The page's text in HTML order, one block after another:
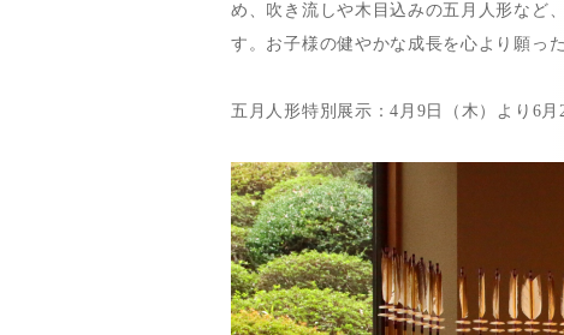
め、吹き流しや木目込みの五月人形など
す。お子様の健やかな成長を心より願っ
五月人形特別展示：4月9日（木）より6月